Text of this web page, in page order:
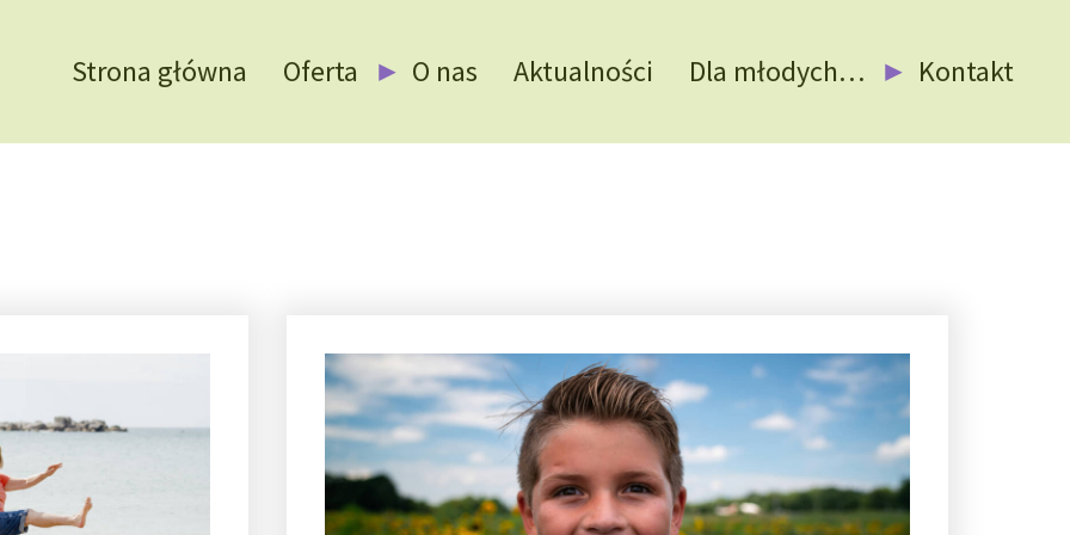
Strona główna Oferta O nas Aktualności Dla młodych… Kontakt